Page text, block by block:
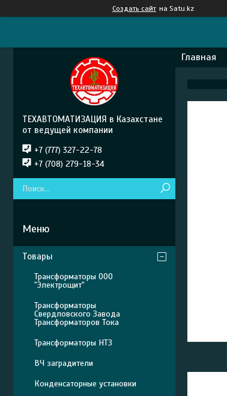
Создать сайт на Satu.kz
Главная
ТЕХАВТОМАТИЗАЦИЯ в Казахстане
от ведущей компании
+7 (777) 327-22-78
+7 (708) 279-18-34
Товары
Трансформаторы ООО
"Электрощит"
Трансформаторы
Свердловского Завода
Трансформаторов Тока
Трансформаторы НТЗ
ВЧ заградители
Конденсаторные установки